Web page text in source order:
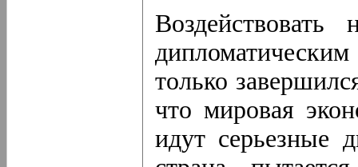
только
что мировая
идут серьезные